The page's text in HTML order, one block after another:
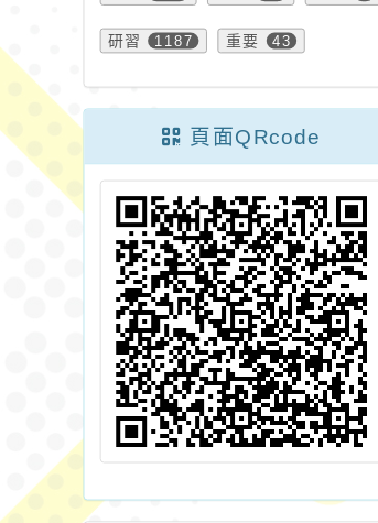
研習 1187 重要 43
頁面QRcode
屆聯合盃全國
賽（桃園區初
賽）
115年度「國中小運
用Cool English自主
學習簡報比賽」